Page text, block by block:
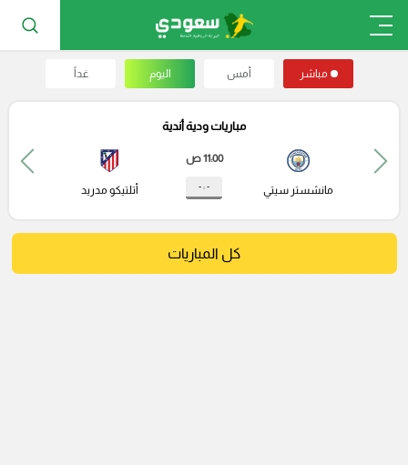
مباشر أمس اليوم غداً
مباريات ودية أندية
مانشستر سيتي
11:00 ص
- : - أتلتيكو مدريد
كل المباريات